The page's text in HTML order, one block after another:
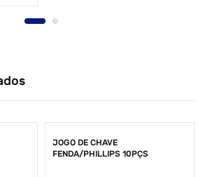
JOGO DE CHAVE
FENDA/PHILLIPS 10PÇS